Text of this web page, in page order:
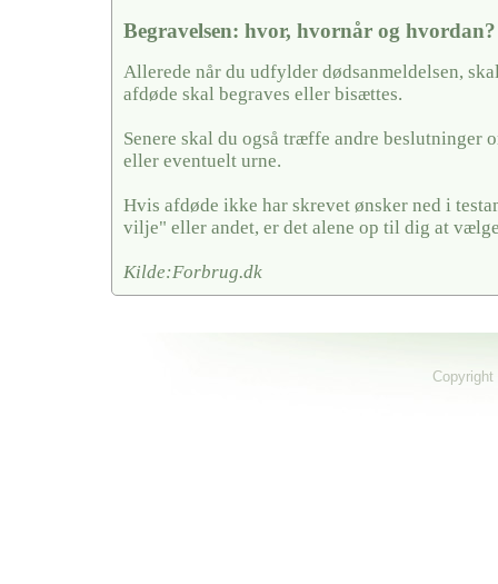
Begravelsen: hvor, hvornår og hvordan?
Allerede når du udfylder dødsanmeldelsen,
afdøde skal begraves eller bisættes.
Senere skal du også træffe andre beslutninger
eller eventuelt urne.
Hvis afdøde ikke har skrevet ønsker ned i
vilje" eller andet, er det alene op til dig at
Kilde:Forbrug.dk